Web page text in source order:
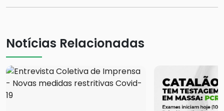
Notícias Relacionadas